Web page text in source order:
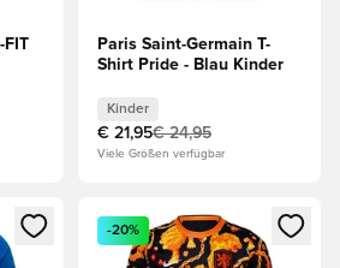
FIT
Paris Saint-Germain T-
Shirt Pride - Blau Kinder
Kinder
€ 21,95€ 24,95
Viele Größen verfügbar
Anmelden oder Registrieren als
Öffnet ein Fenster zum
-20%